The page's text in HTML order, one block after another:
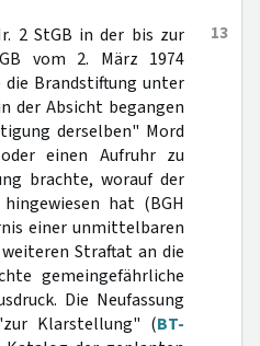
13
2 StGB in der bis zur
vom 2. März 1974
Brandstiftung unter
der Absicht begangen
derselben" Mord
einen Aufruhr zu
brachte, worauf der
hat (BGH
einer unmittelbaren
Straftat an die
gemeingefährliche
Die Neufassung
Klarstellung" (BT-